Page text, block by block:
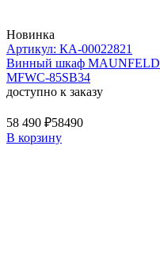
Новинка
Артикул: КА-00022821
Винный шкаф MAUNFELD
MFWC-85SB34
доступно к заказу
58 490 ₽58490
В корзину